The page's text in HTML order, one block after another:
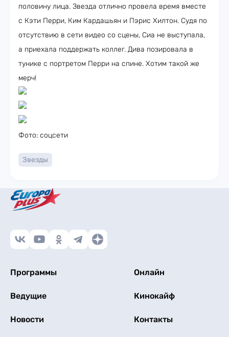
половину лица. Звезда отлично провела время вместе
с Кэти Перри, Ким Кардашьян и Пэрис Хилтон. Судя по
отсутствию в сети видео со сцены, Сиа не выступала,
а приехала поддержать коллег. Дива позировала в
тунике с портретом Перри на спине. Хотим такой же
мерч!
Фото: соцсети
Звезды
Программы Онлайн
Ведущие Кинокайф
Новости Контакты